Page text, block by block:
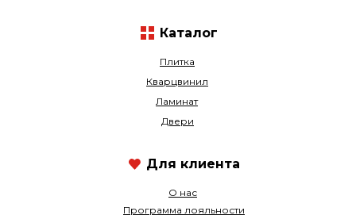
Плитка
Кварцвинил
О нас
Ламинат
Программа лояльности
Двери
Каталог
Для клиента